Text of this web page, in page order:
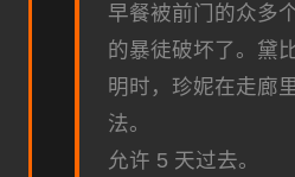
早餐被前门的众多
的暴徒破坏了。黛
明时，珍妮在走廊
法。
允许 5 天过去。